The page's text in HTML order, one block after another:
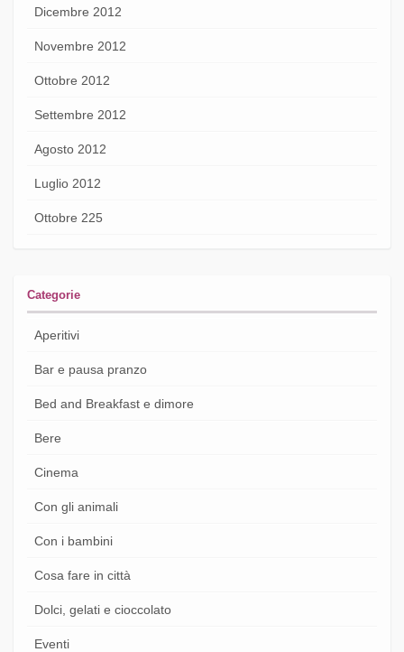
Dicembre 2012
Novembre 2012
Ottobre 2012
Settembre 2012
Agosto 2012
Luglio 2012
Ottobre 225
Categorie
Aperitivi
Bar e pausa pranzo
Bed and Breakfast e dimore
Bere
Cinema
Con gli animali
Con i bambini
Cosa fare in città
Dolci, gelati e cioccolato
Eventi